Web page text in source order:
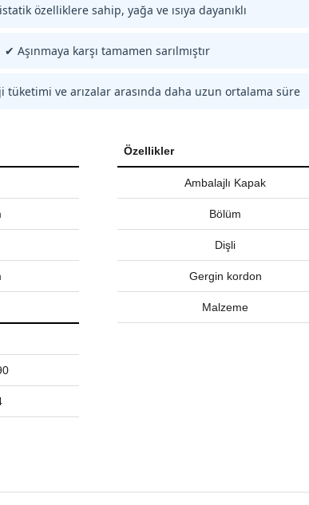
özelliklere sahip, yağa ve ısıya dayanıklı
✔ Aşınmaya karşı tamamen sarılmıştır
tüketimi ve arızalar arasında daha uzun ortalama süre
Özellikler
Ambalajlı Kapak
Bölüm
Dişli
Gergin kordon
Malzeme